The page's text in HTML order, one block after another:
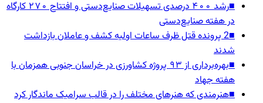
■
رشد ۴۰۰ درصدی تسهیلات صنایع‌دستی و افتتاح ۲۷۰ کارگاه
در هفته صنایع‌دستی
■ 2 پرونده قتل ظرف ساعات اولیه کشف و عاملان بازداشت
شدند
■
بهره‌برداری از ۹۳ پروژه کشاورزی در خراسان جنوبی همزمان با
هفته جهاد
■هنرمندی که هنرهای مختلف را در قالب سرامیک ماندگار کرد